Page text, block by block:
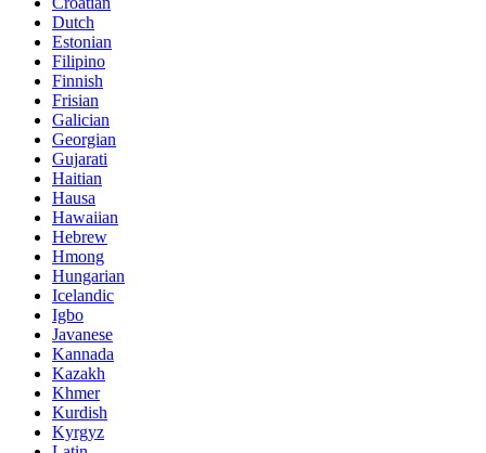
Dutch
Estonian
Filipino
Finnish
Frisian
Galician
Georgian
Gujarati
Haitian
Hausa
Hawaiian
Hebrew
Hmong
Hungarian
Icelandic
Igbo
Javanese
Kannada
Kazakh
Khmer
Kurdish
Kyrgyz